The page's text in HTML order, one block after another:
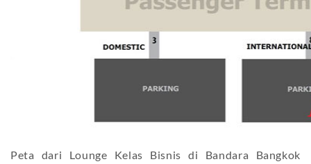
Peta dari Lounge Kelas Bisnis di Bandara Bangkok